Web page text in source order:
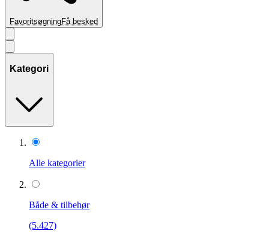
FavoritsøgningFå besked
Kategori
Alle kategorier
Både & tilbehør
(5.427)